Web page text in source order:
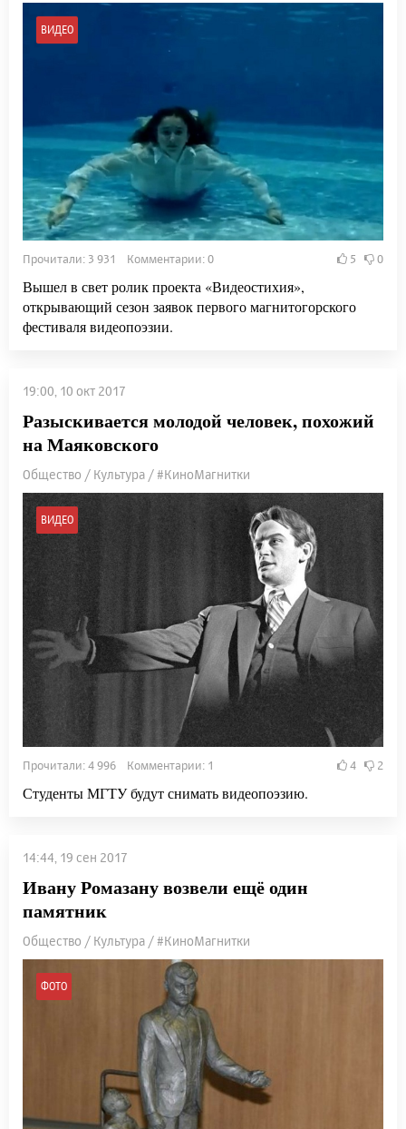
ВИДЕО
Прочитали: 3 931 Комментарии: 0 5 0
Вышел в свет ролик проекта «Видеостихия»,
открывающий сезон заявок первого магнитогорского
фестиваля видеопоэзии.
19:00, 10 окт 2017
Разыскивается молодой человек, похожий
на Маяковского
Общество / Культура / #КиноМагнитки
ВИДЕО
Прочитали: 4 996 Комментарии: 1 4 2
Студенты МГТУ будут снимать видеопоэзию.
14:44, 19 сен 2017
Ивану Ромазану возвели ещё один
памятник
Общество / Культура / #КиноМагнитки
ФОТО